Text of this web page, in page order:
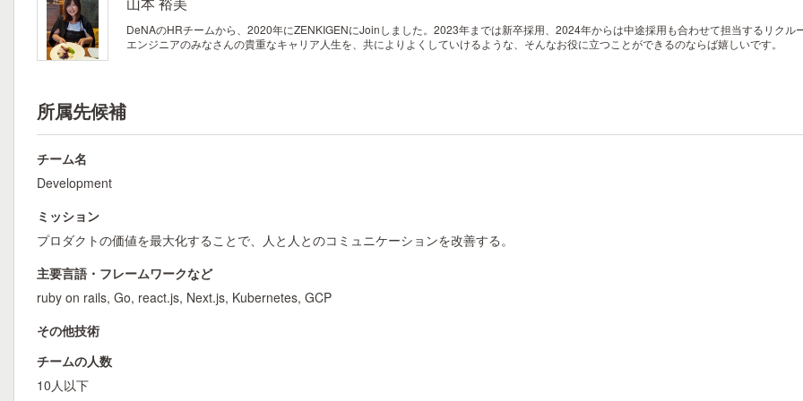
DeNAのHRチームから、2020年にZENKIGENにJoinしました。2023年までは新卒採用、2024年からは中途採用も合わせて担当するリクルー
エンジニアのみなさんの貴重なキャリア人生を、共によりよくしていけるような、そんなお役に立つことができるのならば嬉しいです。
所属先候補
チーム名
Development
ミッション
プロダクトの価値を最大化することで、人と人とのコミュニケーションを改善する。
主要言語・フレームワークなど
ruby on rails, Go, react.js, Next.js, Kubernetes, GCP
その他技術
チームの人数
10人以下